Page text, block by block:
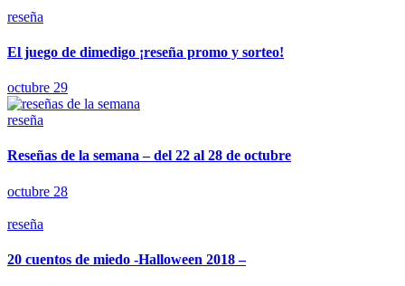
reseña
El juego de dimedigo ¡reseña promo y sorteo!
octubre 29
reseña
Reseñas de la semana – del 22 al 28 de octubre
octubre 28
reseña
20 cuentos de miedo -Halloween 2018 –